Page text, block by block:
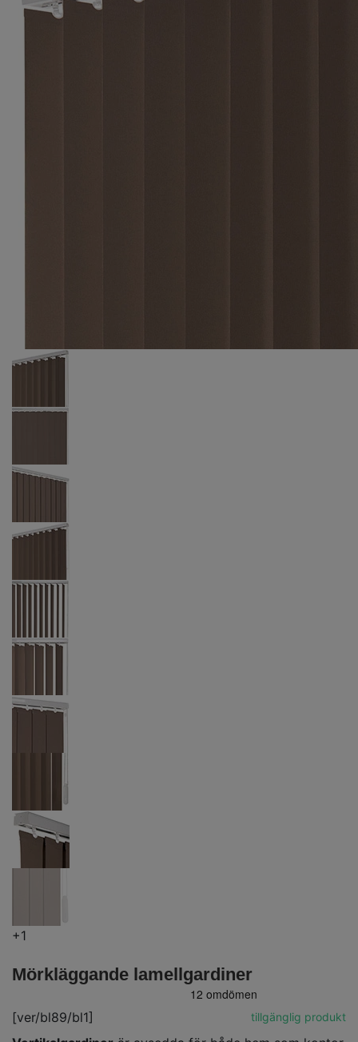
+1
Mörkläggande lamellgardiner
[ver/bl89/bl1] tillgänglig produkt